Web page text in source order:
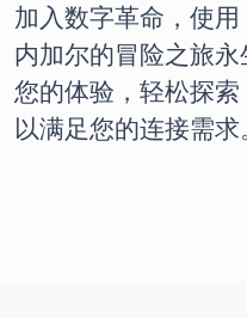
加入数字革命，使
内加尔的冒险之旅
您的体验，轻松探索
以满足您的连接需求